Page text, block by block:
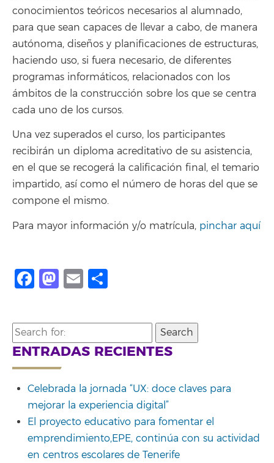
conocimientos teóricos necesarios al alumnado,
para que sean capaces de llevar a cabo, de manera
autónoma, diseños y planificaciones de estructuras,
haciendo uso, si fuera necesario, de diferentes
programas informáticos, relacionados con los
ámbitos de la construcción sobre los que se centra
cada uno de los cursos.
Una vez superados el curso, los participantes
recibirán un diploma acreditativo de su asistencia,
en el que se recogerá la calificación final, el temario
impartido, así como el número de horas del que se
compone el mismo.
Para mayor información y/o matrícula, pinchar aquí
Facebook
Mastodon
Email
Search
for:
ENTRADAS RECIENTES
Celebrada la jornada “UX: doce claves para
mejorar la experiencia digital”
El proyecto educativo para fomentar el
emprendimiento,EPE, continúa con su actividad
en centros escolares de Tenerife